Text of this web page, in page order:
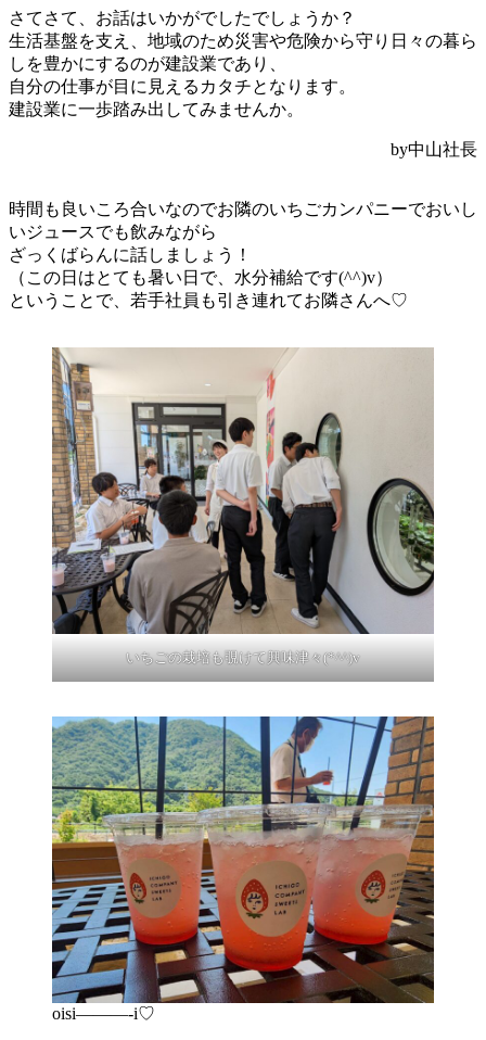
さてさて、お話はいかがでしたでしょうか？
生活基盤を支え、地域のため災害や危険から守り日々の暮ら
しを豊かにするのが建設業であり、
自分の仕事が目に見えるカタチとなります。
建設業に一歩踏み出してみませんか。
by中山社長
時間も良いころ合いなのでお隣のいちごカンパニーでおいし
いジュースでも飲みながら
ざっくばらんに話しましょう！
（この日はとても暑い日で、水分補給です(^^)v）
ということで、若手社員も引き連れてお隣さんへ♡
いちごの栽培も覗けて興味津々(*^^)v
oisi———-i♡